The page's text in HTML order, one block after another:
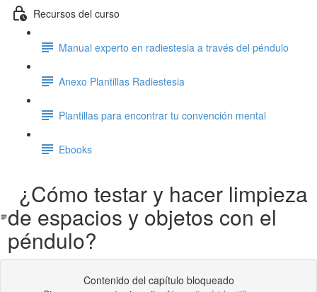
Recursos del curso
Manual experto en radiestesia a través del péndulo
Anexo Plantillas Radiestesia
Plantillas para encontrar tu convención mental
Ebooks
¿Cómo testar y hacer limpieza
de espacios y objetos con el
péndulo?
Contenido del capítulo bloqueado